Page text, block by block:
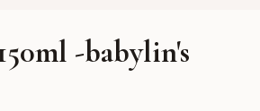
-babylin's